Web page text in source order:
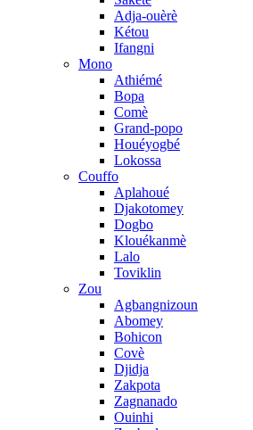
Adja-ouèrè
Kétou
Ifangni
Mono
Athiémé
Bopa
Comè
Grand-popo
Houéyogbé
Lokossa
Couffo
Aplahoué
Djakotomey
Dogbo
Klouékanmè
Lalo
Toviklin
Zou
Agbangnizoun
Abomey
Bohicon
Covè
Djidja
Zakpota
Zagnanado
Ouinhi